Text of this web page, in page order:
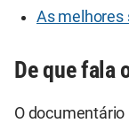
As melhores
De que fala
O